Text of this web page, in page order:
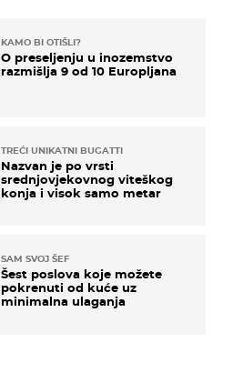
KAMO BI OTIŠLI?
O preseljenju u inozemstvo
razmišlja 9 od 10 Europljana
TREĆI UNIKATNI BUGATTI
Nazvan je po vrsti
srednjovjekovnog viteškog
konja i visok samo metar
SAM SVOJ ŠEF
Šest poslova koje možete
pokrenuti od kuće uz
minimalna ulaganja